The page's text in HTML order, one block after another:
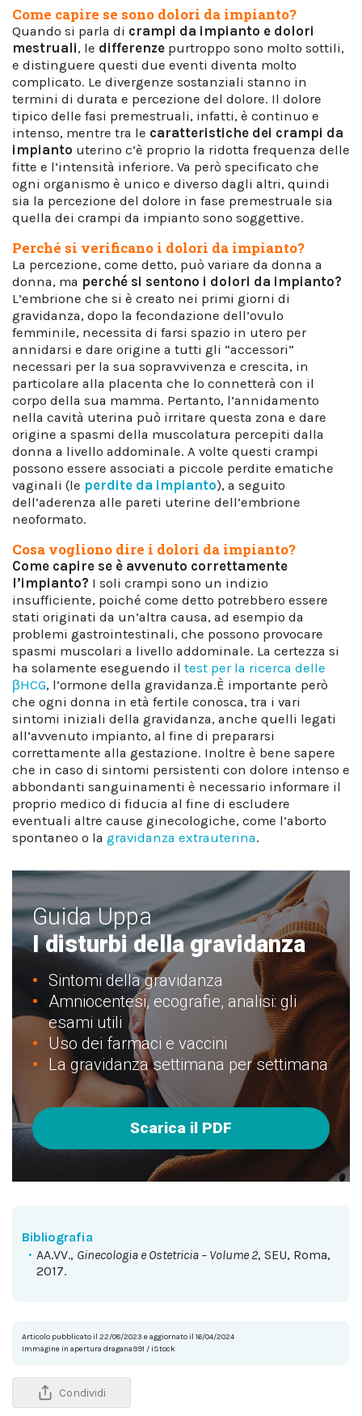
Come capire se sono dolori da impianto?
Quando si parla di crampi da impianto e dolori
mestruali, le differenze purtroppo sono molto sottili,
e distinguere questi due eventi diventa molto
complicato. Le divergenze sostanziali stanno in
termini di durata e percezione del dolore. Il dolore
tipico delle fasi premestruali, infatti, è continuo e
intenso, mentre tra le caratteristiche dei crampi da
impianto uterino c’è proprio la ridotta frequenza delle
fitte e l’intensità inferiore. Va però specificato che
ogni organismo è unico e diverso dagli altri, quindi
sia la percezione del dolore in fase premestruale sia
quella dei crampi da impianto sono soggettive.
Perché si verificano i dolori da impianto?
La percezione, come detto, può variare da donna a
donna, ma perché si sentono i dolori da impianto?
L’embrione che si è creato nei primi giorni di
gravidanza, dopo la fecondazione dell’ovulo
femminile, necessita di farsi spazio in utero per
annidarsi e dare origine a tutti gli “accessori”
necessari per la sua sopravvivenza e crescita, in
particolare alla placenta che lo connetterà con il
corpo della sua mamma. Pertanto, l’annidamento
nella cavità uterina può irritare questa zona e dare
origine a spasmi della muscolatura percepiti dalla
donna a livello addominale. A volte questi crampi
possono essere associati a piccole perdite ematiche
vaginali (le perdite da impianto), a seguito
dell’aderenza alle pareti uterine dell’embrione
neoformato.
Cosa vogliono dire i dolori da impianto?
Come capire se è avvenuto correttamente
l’impianto? I soli crampi sono un indizio
insufficiente, poiché come detto potrebbero essere
stati originati da un’altra causa, ad esempio da
problemi gastrointestinali, che possono provocare
spasmi muscolari a livello addominale. La certezza si
ha solamente eseguendo il test per la ricerca delle
βHCG, l’ormone della gravidanza.È importante però
che ogni donna in età fertile conosca, tra i vari
sintomi iniziali della gravidanza, anche quelli legati
all’avvenuto impianto, al fine di prepararsi
correttamente alla gestazione. Inoltre è bene sapere
che in caso di sintomi persistenti con dolore intenso e
abbondanti sanguinamenti è necessario informare il
proprio medico di fiducia al fine di escludere
eventuali altre cause ginecologiche, come l’aborto
spontaneo o la gravidanza extrauterina.
Guida Uppa
I disturbi della gravidanza
Sintomi della gravidanza
Amniocentesi, ecografie, analisi: gli
esami utili
Uso dei farmaci e vaccini
La gravidanza settimana per settimana
Scarica il PDF
Bibliografia
AA.VV., Ginecologia e Ostetricia – Volume 2, SEU, Roma,
2017.
Articolo pubblicato il 22/08/2023 e aggiornato il 16/04/2024
Immagine in apertura dragana991 / iStock
Condividi